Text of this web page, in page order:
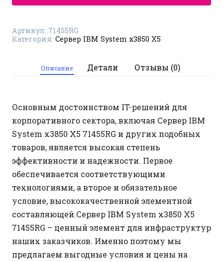
Артикул: 71455RG
Категория: Сервер IBM System x3850 X5
Описание Детали Отзывы (0)
Основным достоинством IT-решений для
корпоративного сектора, включая Сервер IBM
System x3850 X5 71455RG и других подобных
товаров, является высокая степень
эффективности и надежности. Первое
обеспечивается соответствующими
технологиями, а второе и обязательное
условие, высококачественной элементной
составляющей.Сервер IBM System x3850 X5
71455RG – ценный элемент для инфраструктур
наших заказчиков. Именно поэтому мы
предлагаем выгодные условия и цены на